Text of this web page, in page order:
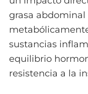
grasa
sustancias
equilibrio
resistencia a la